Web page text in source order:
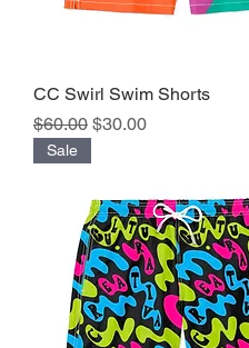
CC Swirl Swim Shorts
Precio
$60.00 Precio de oferta
$30.00
Sale